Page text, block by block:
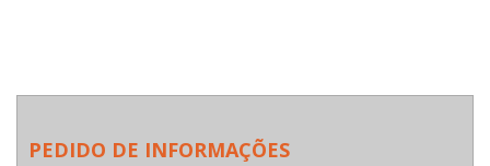
PEDIDO DE INFORMAÇÕES